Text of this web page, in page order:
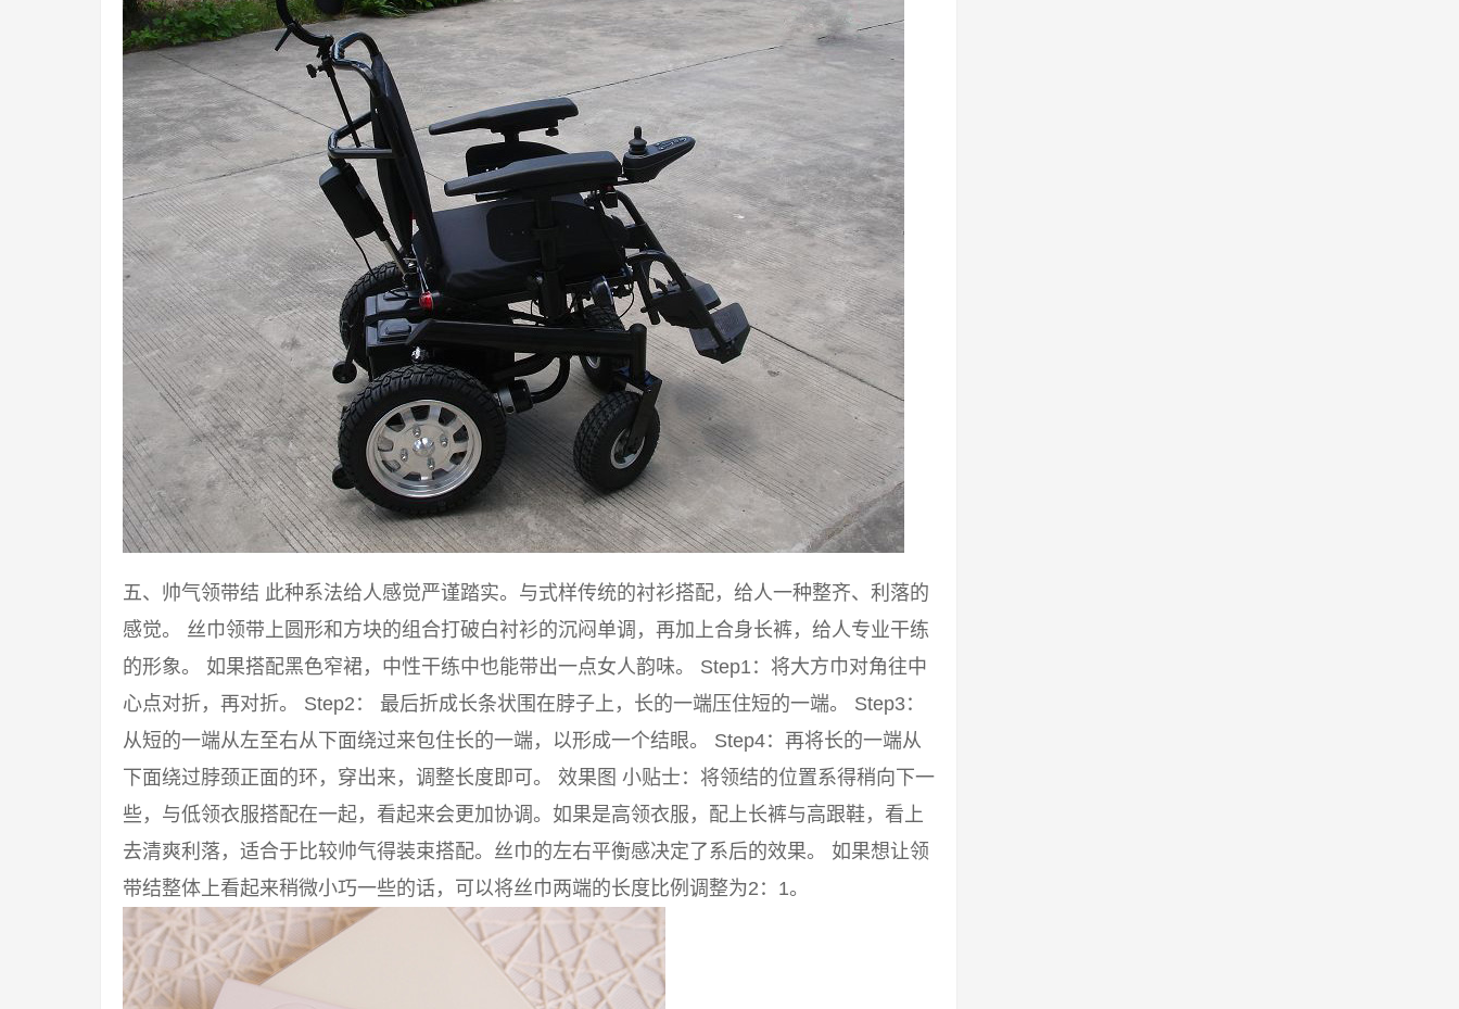
五、帅气领带结 此种系法给人感觉严谨踏实。与式样传统的衬衫搭配，给人一种整齐、利落的
感觉。 丝巾领带上圆形和方块的组合打破白衬衫的沉闷单调，再加上合身长裤，给人专业干练
的形象。 如果搭配黑色窄裙，中性干练中也能带出一点女人韵味。 Step1：将大方巾对角往中
心点对折，再对折。 Step2： 最后折成长条状围在脖子上，长的一端压住短的一端。 Step3：
从短的一端从左至右从下面绕过来包住长的一端，以形成一个结眼。 Step4：再将长的一端从
下面绕过脖颈正面的环，穿出来，调整长度即可。 效果图 小贴士：将领结的位置系得稍向下一
些，与低领衣服搭配在一起，看起来会更加协调。如果是高领衣服，配上长裤与高跟鞋，看上
去清爽利落，适合于比较帅气得装束搭配。丝巾的左右平衡感决定了系后的效果。 如果想让领
带结整体上看起来稍微小巧一些的话，可以将丝巾两端的长度比例调整为2：1。